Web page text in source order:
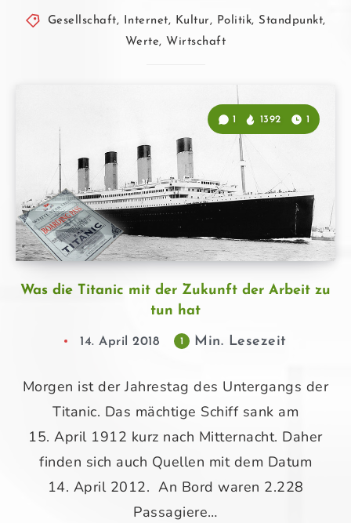
Gesellschaft, Internet, Kultur, Politik, Standpunkt,
Werte, Wirtschaft
Was die Titanic mit der Zukunft der Arbeit zu
tun hat
1 1392 1
14. April 2018 1 Min. Lesezeit
Morgen ist der Jahrestag des Untergangs der
Titanic. Das mächtige Schiff sank am
15. April 1912 kurz nach Mitternacht. Daher
finden sich auch Quellen mit dem Datum
14. April 2012. An Bord waren 2.228
Passagiere…